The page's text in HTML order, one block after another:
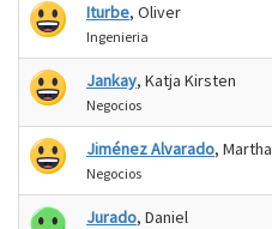
Iturbe, Oliver
Ingenieria
Jankay, Katja Kirsten
Negocios
Jiménez Alvarado, Martha
Negocios
Jurado, Daniel